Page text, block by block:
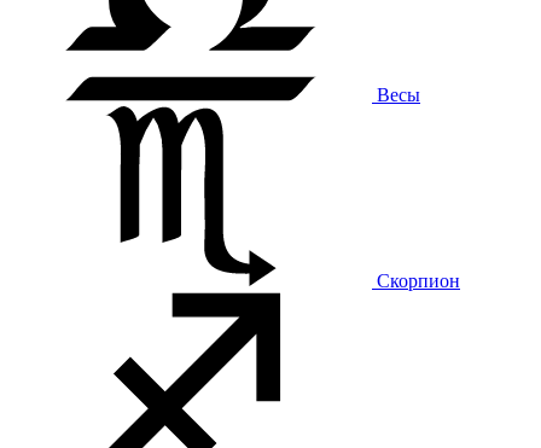
Весы
Скорпион